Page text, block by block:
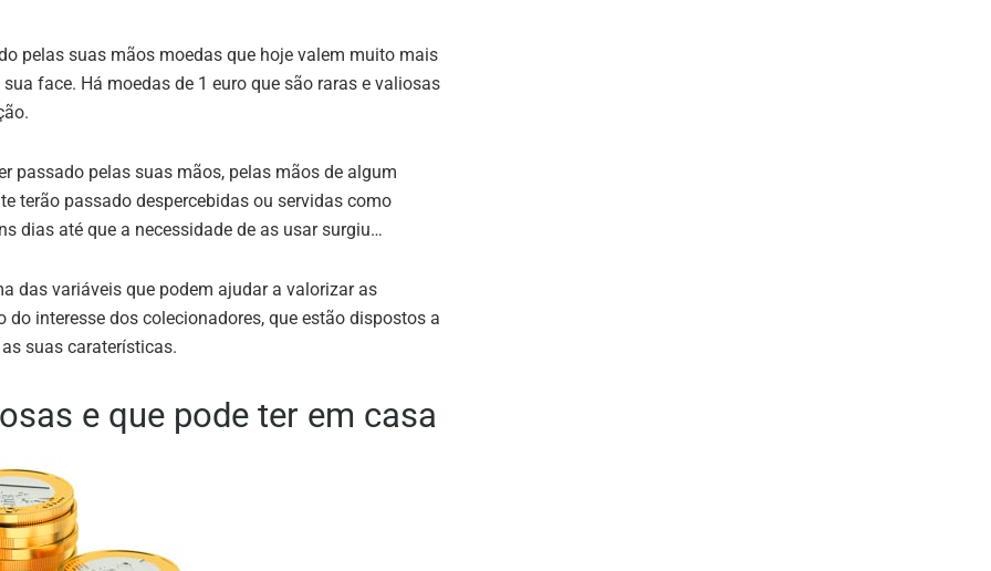
pelas suas mãos moedas que hoje valem muito mais
face. Há moedas de 1 euro que são raras e valiosas
passado pelas suas mãos, pelas mãos de algum
terão passado despercebidas ou servidas como
dias até que a necessidade de as usar surgiu…
das variáveis que podem ajudar a valorizar as
interesse dos colecionadores, que estão dispostos a
suas caraterísticas.
e que pode ter em casa